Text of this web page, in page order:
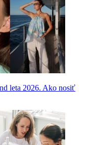
leta 2026. Ako nosiť